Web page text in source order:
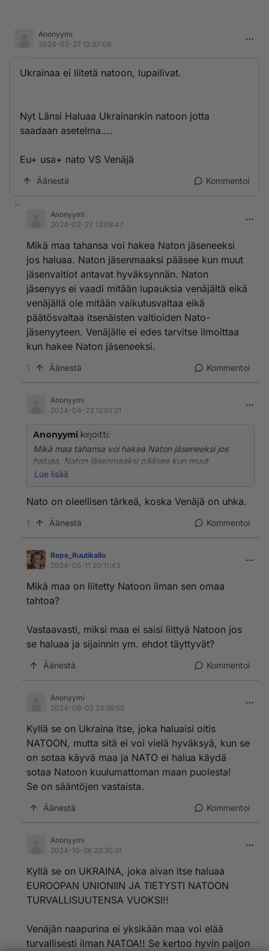
Anonyymi
2024-02-27 12:37:09
Ukrainaa ei liitetä natoon, lupailivat.
Nyt Länsi Haluaa Ukrainankin natoon jotta
saadaan asetelma....
Eu+ usa+ nato VS Venäjä
Äänestä Kommentoi
Anonyymi
2024-02-27 13:08:47
Mikä maa tahansa voi hakea Naton jäseneeksi
jos haluaa. Naton jäsenmaaksi pääsee kun muut
jäsenvaltiot antavat hyväksynnän. Naton
jäsenyys ei vaadi mitään lupauksia venäjältä eikä
venäjällä ole mitään vaikutusvaltaa eikä
päätösvaltaa itsenäisten valtioiden Nato-
jäsenyyteen. Venäjälle ei edes tarvitse ilmoittaa
kun hakee Naton jäseneeksi.
1 Äänestä Kommentoi
Anonyymi
2024-04-23 12:01:21
Anonyymi kirjoitti:
Mikä maa tahansa voi hakea Naton jäseneeksi jos
haluaa. Naton jäsenmaaksi pääsee kun muut
jäsenvaltiot antavat hyväksynnän. Naton jäsenyys ei
mitään vaikutusvaltaa eikä päätösvaltaa itsenäisten
valtioiden Nato-jäsenyyteen. Venäjälle ei edes tarvitse
ilmoittaa kun hakee Naton jäseneeksi.
Lue lisää
Nato on oleellisen tärkeä, koska Venäjä on uhka.
1 Äänestä Kommentoi
Repe_RuutikaIlo
2024-05-11 20:11:43
Mikä maa on liitetty Natoon ilman sen omaa
tahtoa?
Vastaavasti, miksi maa ei saisi liittyä Natoon jos
se haluaa ja sijainnin ym. ehdot täyttyvät?
Äänestä Kommentoi
Anonyymi
2024-08-02 23:39:55
Kyllä se on Ukraina itse, joka haluaisi oitis
NATOON, mutta sitä ei voi vielä hyväksyä, kun se
on sotaa käyvä maa ja NATO ei halua käydä
sotaa Natoon kuulumattoman maan puolesta!
Se on sääntöjen vastaista.
Äänestä Kommentoi
Anonyymi
2024-10-26 23:30:31
Kyllä se on UKRAINA, joka aivan itse haluaa
EUROOPAN UNIONIIN JA TIETYSTI NATOON
TURVALLISUUTENSA VUOKSI!!
Venäjän naapurina ei yksikään maa voi elää
turvallisesti ilman NATOA!! Se kertoo hyvin paljon